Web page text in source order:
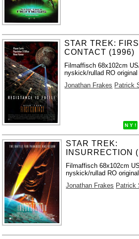
STAR TREK:
CONTACT (1996)
Filmaffisch 68x102cm
nyskick/rullad RO original
Jonathan Frakes Patrick
N Y !
STAR TREK:
INSURRECTION
Filmaffisch 68x102cm
nyskick/rullad RO original
Jonathan Frakes Patrick